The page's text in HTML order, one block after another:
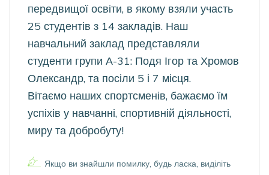
передвищої освіти, в якому взяли участь
25 студентів з 14 закладів. Наш
навчальний заклад представляли
студенти групи А-31: Подя Ігор та Хромов
Олександр, та посіли 5 і 7 місця.
Вітаємо наших спортсменів, бажаємо їм
успіхів у навчанні, спортивній діяльності,
миру та добробуту!
Якщо ви знайшли помилку, будь ласка, виділіть